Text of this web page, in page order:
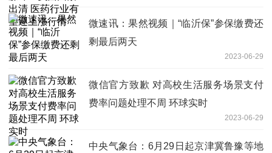
微速讯：果然视频｜“临沂保”参保缴费还
剩最后两天
2023-06-29
微信官方致歉 对高校生活服务场景支付
费率问题处理不周 环球实时
2023-06-29
中央气象台：6月29日起京津冀鲁豫等地